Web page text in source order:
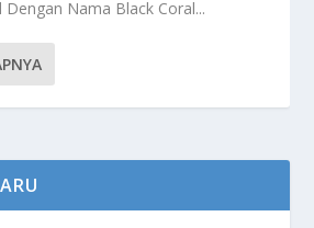
Dengan Nama Black Coral...